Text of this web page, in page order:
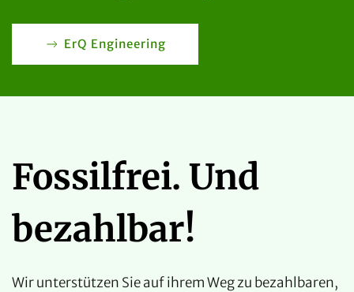
ErQ Engineering
Fossilfrei. Und
bezahlbar!
Wir unterstützen Sie auf ihrem Weg zu bezahlbaren,